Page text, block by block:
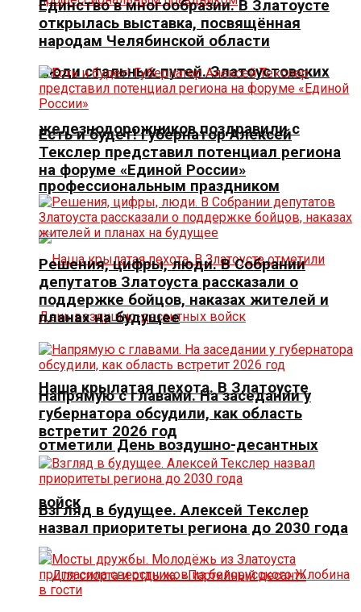
Люди стальных путей. Златоустовских
железнодорожников поздравили с
профессиональным праздником
Наша крылатая пехота. В Златоусте
отметили День воздушно-десантных
войск
Единство в многообразии. В Златоусте
открылась выставка, посвящённая
народам Челябинской области
Есть и будет! Губернатор Алексей
Текслер представил потенциал региона
на форуме «Единой России»
Решения, цифры, люди. В Собрании
депутатов Златоуста рассказали о
поддержке бойцов, наказах жителей и
планах на будущее
Напрямую с главами. На заседании у
губернатора обсудили, как область
встретит 2026 год
Взгляд в будущее. Алексей Текслер
назвал приоритеты региона до 2030 года